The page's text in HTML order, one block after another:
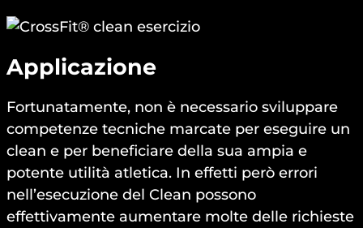
Applicazione
Fortunatamente, non è necessario sviluppare
competenze tecniche marcate per eseguire un
clean e per beneficiare della sua ampia e
potente utilità atletica. In effetti però errori
nell’esecuzione del Clean possono
effettivamente aumentare molte delle richieste